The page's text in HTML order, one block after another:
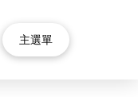
主選單